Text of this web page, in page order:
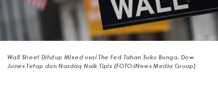
Wall Street Ditutup Mixed usai The Fed Tahan Suku Bunga, Dow
Jones Tetap dan Nasdaq Naik Tipis (FOTO:iNews Media Group)